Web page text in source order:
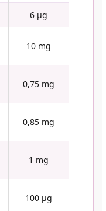
6 µg
10 mg
0,75 mg
0,85 mg
1 mg
100 µg